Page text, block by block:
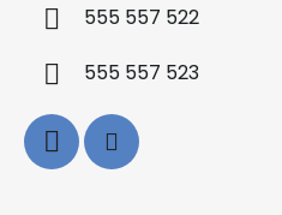
555 557 522
555 557 523